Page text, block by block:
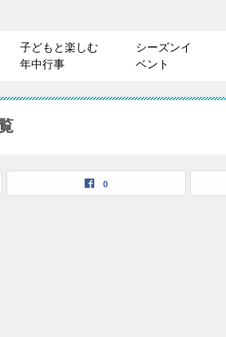
子どもと楽しむ
年中行事
シーズンイ
ベント
0